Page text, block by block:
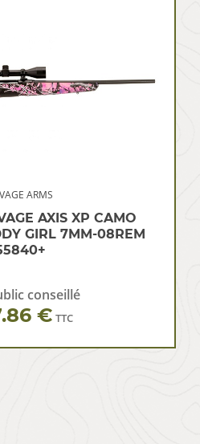
ARMS
AXIS XP CAMO
GIRL 7MM-08REM
conseillé
€ TTC